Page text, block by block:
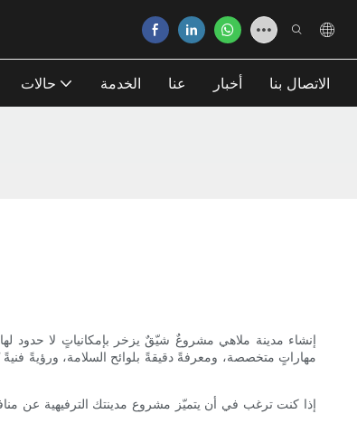
حالات الخدمة عنا أخبار الاتصال بنا
إنشاء مدينة ملاهي مشروعٌ شيّقٌ يزخر بإمكانياتٍ لا حدود
مهاراتٍ متخصصة، ومعرفةً دقيقةً بلوائح السلامة، ورؤيةً
إذا كنت ترغب في أن يتميّز مشروع مدينتك الترفيهية عن